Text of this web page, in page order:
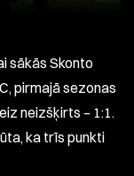
sākās Skonto
pirmajā sezonas
neizšķirts – 1:1.
ka trīs punkti